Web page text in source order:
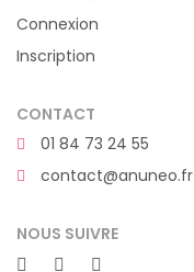
Connexion
Inscription
CONTACT
01 84 73 24 55
contact@anuneo.fr
NOUS SUIVRE